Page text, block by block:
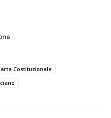
Costituzionale